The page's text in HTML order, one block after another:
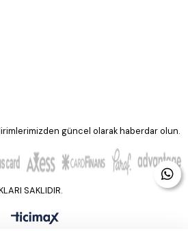
güncel olarak haberdar olun.
SAKLIDIR.